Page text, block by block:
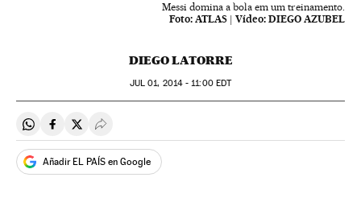
Messi domina a bola em um treinamento.
Foto: ATLAS | Vídeo: DIEGO AZUBEL
DIEGO LATORRE
JUL 01, 2014 - 11:00EDT
Compartir en Whatsapp
Compartir en Facebook
Compartir en Twitter
Desplegar Redes Sociales
Añadir EL PAÍS en Google